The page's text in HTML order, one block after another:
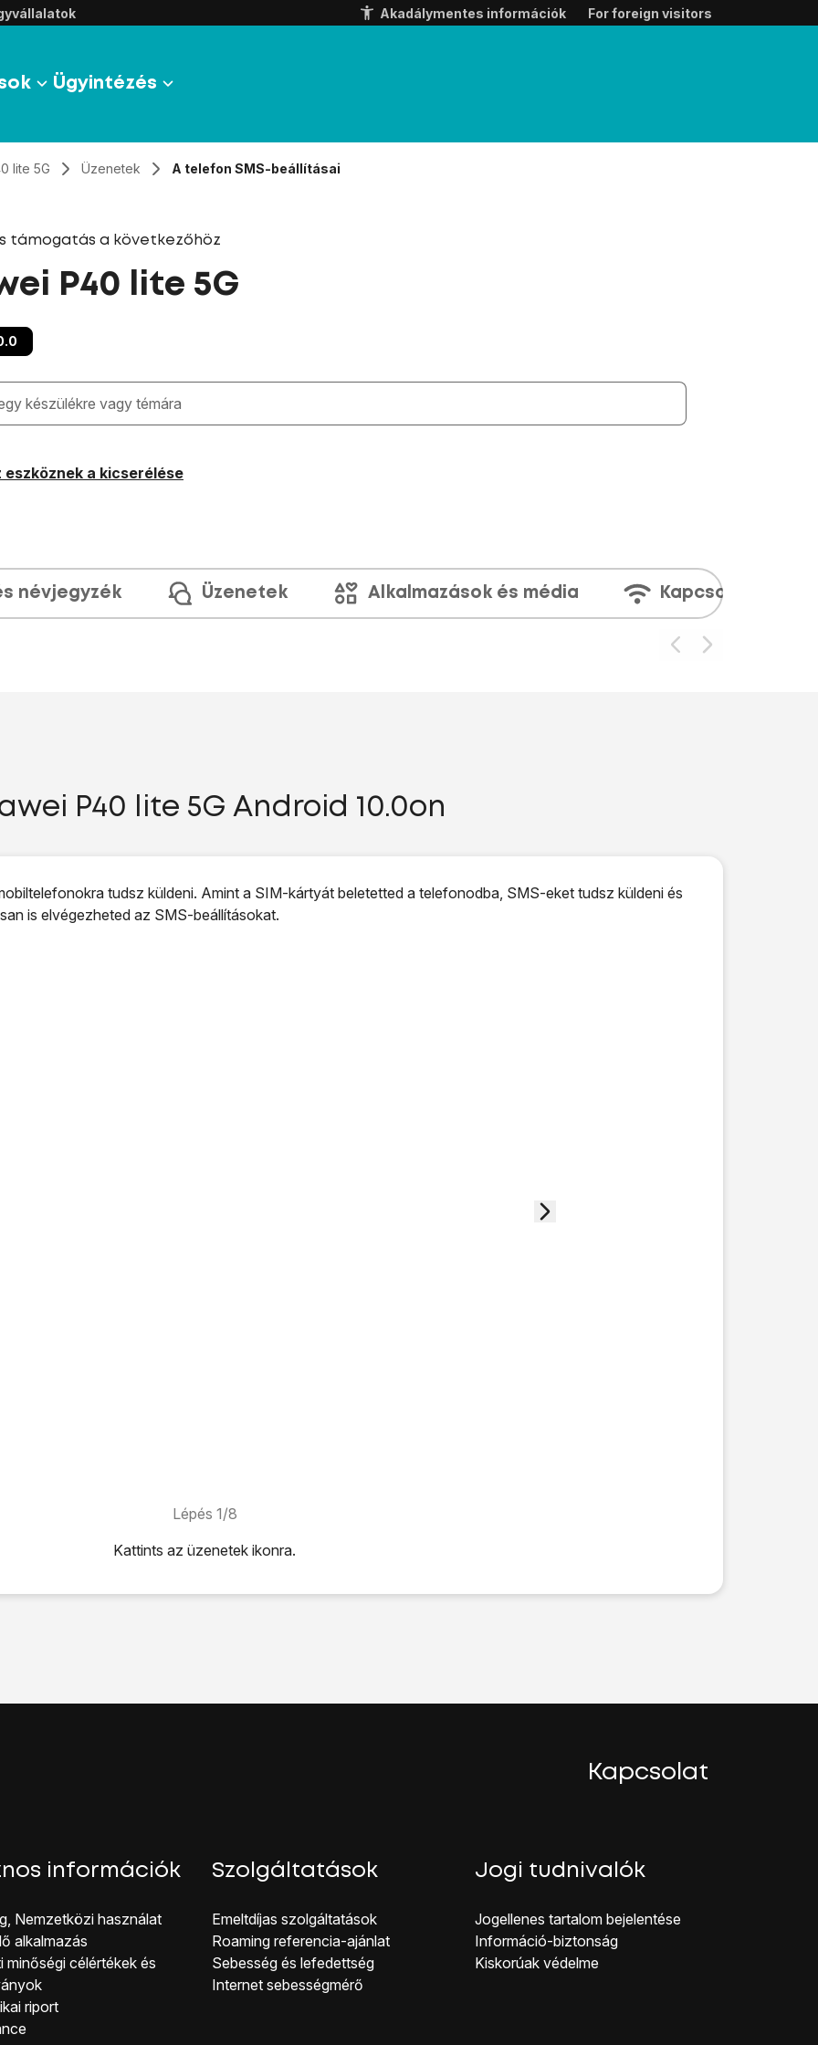
Akadálymentes információk For foreign visitors
Ügyintézés
lite 5G Üzenetek A telefon SMS-beállításai
támogatás a következőhöz
P40 lite 5G
megjelennek a keresési javaslatok a mező alatt
eszköznek a kicserélése
névjegyzék Üzenetek Alkalmazások és média Kapcsolatok
P40 lite 5G Android 10.0on
tudsz küldeni. Amint a SIM-kártyát beletetted a telefonodba, SMS-eket tudsz küldeni és
is elvégezheted az SMS-beállításokat.
Lépés 1/8
Kattints az üzenetek ikonra.
Kapcsolat
információk
Nemzetközi használat
alkalmazás
minőségi célérté kek és
riport
Szolgáltatások
Emeltdíjas szolgáltatások
Roaming referencia-ajánlat
Sebesség és lefedettség
Internet sebességmérő
Jogi tudnivalók
Jogellenes ta rtalom bejelentése
Inf ormáció-biztonság
Kiskorúak véd elme